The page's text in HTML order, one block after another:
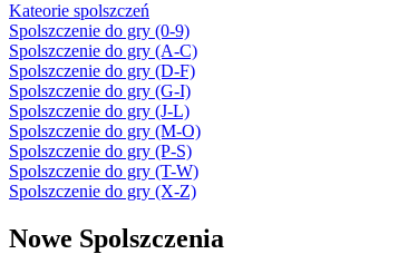
Kateorie spolszczeń
Spolszczenie do gry (0-9)
Spolszczenie do gry (A-C)
Spolszczenie do gry (D-F)
Spolszczenie do gry (G-I)
Spolszczenie do gry (J-L)
Spolszczenie do gry (M-O)
Spolszczenie do gry (P-S)
Spolszczenie do gry (T-W)
Spolszczenie do gry (X-Z)
Nowe Spolszczenia